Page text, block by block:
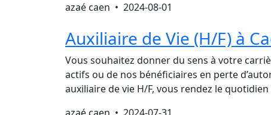
azaé caen • 2024-08-01
Auxiliaire de Vie (H/F) à
Vous souhaitez donner du sens à votre
actifs ou de nos bénéficiaires en perte
auxiliaire de vie H/F, vous rendez le